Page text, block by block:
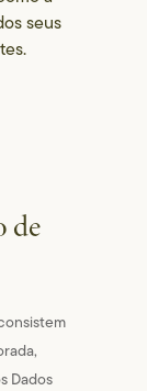
seus
de
Dados